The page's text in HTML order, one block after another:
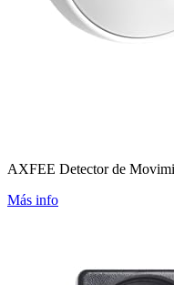
AXFEE Detector de
Más info